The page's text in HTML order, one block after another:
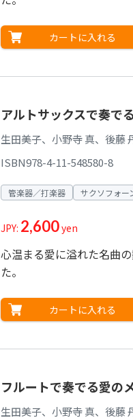
カートに入れる
アルトサックスで奏で
生田美子、小野寺 真、後藤
ISBN978-4-11-548580-8
管楽器／打楽器 サクソフォー
JPY: 2,600yen
心温まる愛に溢れた名曲
た。
カートに入れる
フルートで奏でる愛の
生田美子、小野寺 真、後藤